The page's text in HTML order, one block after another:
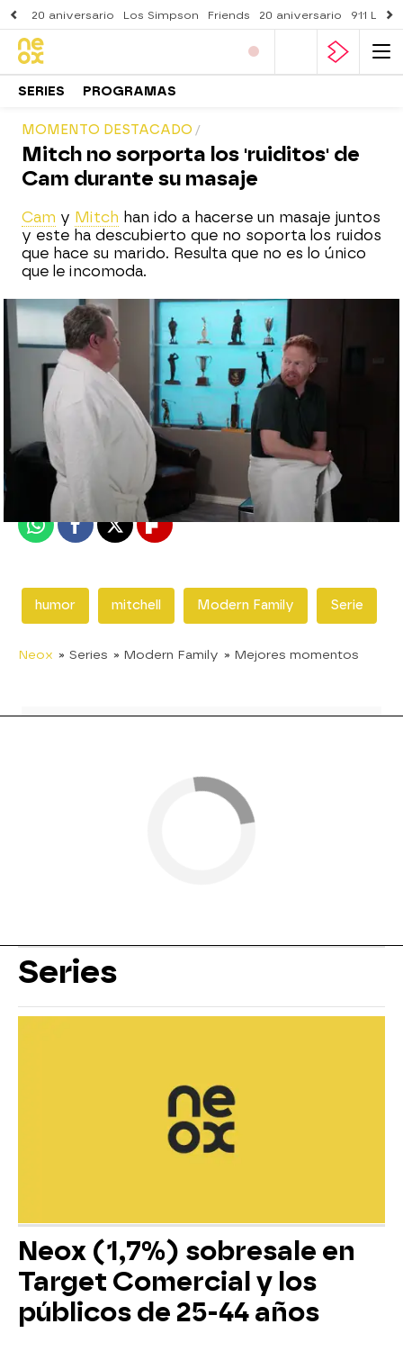
20 aniversario Los Simpson Friends 20 aniversario 911
SERIES PROGRAMAS
MOMENTO DESTACADO
Mitch no sorporta los 'ruiditos' de
Cam durante su masaje
Cam y Mitch han ido a hacerse un masaje juntos
y este ha descubierto que no soporta los ruidos
que hace su marido. Resulta que no es lo único
que le incomoda.
neox
Publicado: 14 de noviembre de 2018, 22:32
WhatsappFacebook
X Flipboard
humor mitchell Modern Family Serie
Neox » Series » Modern Family » Mejores momentos
Series
Neox (1,7%) sobresale en
Target Comercial y los
públicos de 25-44 años